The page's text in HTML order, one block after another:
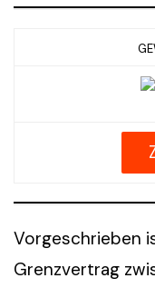
Vorgeschrieben
Grenzvertrag